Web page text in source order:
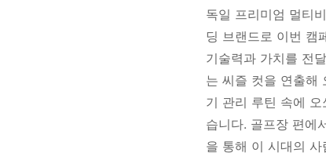
독일 프리미엄 멀티
딩 브랜드로 이번 캠
기술력과 가치를 전
는 씨즐 컷을 연출해
기 관리 루틴 속에
습니다. 골프장 편에
을 통해 이 시대의